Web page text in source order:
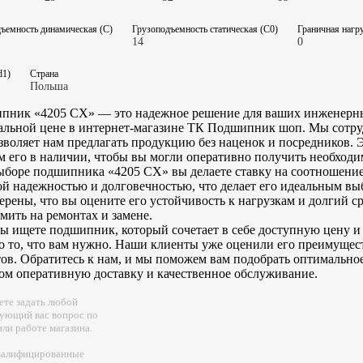
динамическая (C) Грузоподъемность статическая (C0)
14
Граничная
0
Страна
Польша
«4205 CX» — это надежное решение для ваших
цене в интернет-магазине ТК Подшипник шоп. Мы
нам предлагать продукцию без наценок и
его в наличии, чтобы вы могли оперативно получить
подшипника «4205 CX» вы делаете ставку на
надежностью и долговечностью, что делает его идеальным
что вы оцените его устойчивость к нагрузкам и долгий
на ремонтах и замене.
ищете подшипник, который сочетает в себе доступную цену
то, что вам нужно. Наши клиенты уже оценили его
Обратитесь к нам, и мы поможем вам подобрать
оперативную доставку и качественное обслуживание.
задать любой
вас вопрос по
работе магазина.